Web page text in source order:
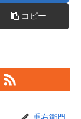
コピー
重右衛門